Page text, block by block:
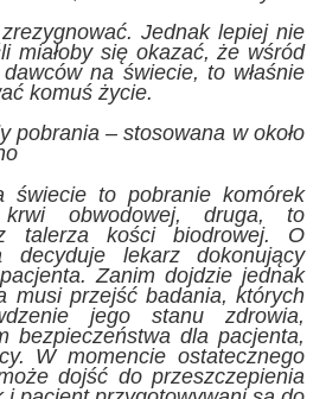
Jednak lepiej nie
miałoby się okazać, że wśród
na świecie, to właśnie
komuś życie.
pobrania – stosowana w około
to pobranie komórek
obwodowej, druga, to
talerza kości biodrowej. O
decyduje lekarz dokonujący
Zanim dojdzie jednak
musi przejść badania, których
jego stanu zdrowia,
bezpieczeństwa dla pacjenta,
W momencie ostatecznego
dojść do przeszczepienia